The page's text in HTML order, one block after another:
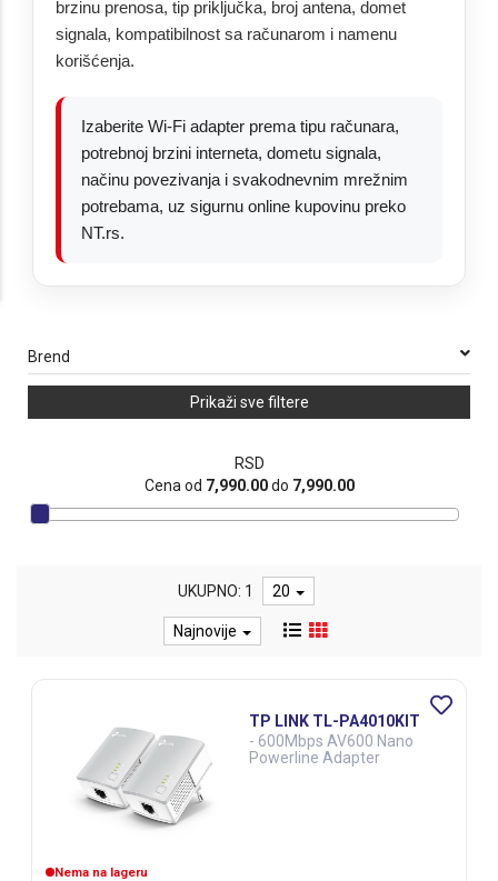
brzinu prenosa, tip priključka, broj antena, domet
signala, kompatibilnost sa računarom i namenu
korišćenja.
Izaberite Wi-Fi adapter prema tipu računara,
potrebnoj brzini interneta, dometu signala,
načinu povezivanja i svakodnevnim mrežnim
potrebama, uz sigurnu online kupovinu preko
NT.rs.
Brend
Prikaži sve filtere
RSD
Cena od 7,990.00do 7,990.00
UKUPNO: 1 20
Najnovije
Nema na lageru
TP LINK TL-PA4010KIT
- 600Mbps AV600 Nano
Powerline Adapter